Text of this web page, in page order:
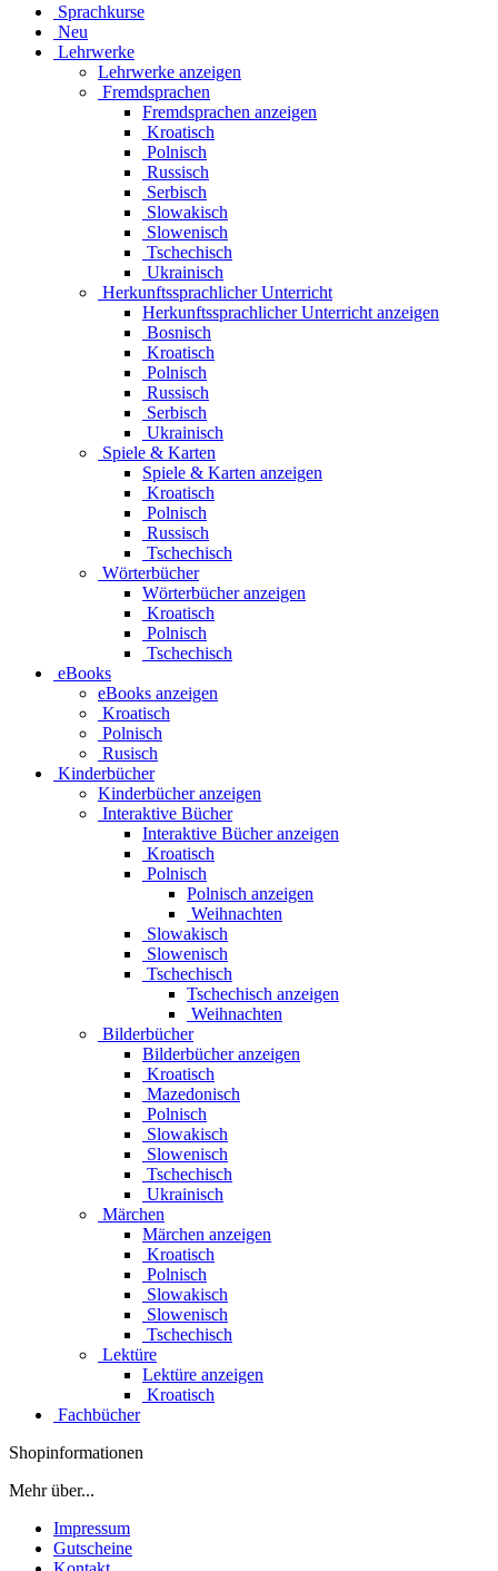
Sprachkurse
Neu
Lehrwerke
Lehrwerke anzeigen
Fremdsprachen
Fremdsprachen anzeigen
Kroatisch
Polnisch
Russisch
Serbisch
Slowakisch
Slowenisch
Tschechisch
Ukrainisch
Herkunftssprachlicher Unterricht
Herkunftssprachlicher Unterricht anzeigen
Bosnisch
Kroatisch
Polnisch
Russisch
Serbisch
Ukrainisch
Spiele & Karten
Spiele & Karten anzeigen
Kroatisch
Polnisch
Russisch
Tschechisch
Wörterbücher
Wörterbücher anzeigen
Kroatisch
Polnisch
Tschechisch
eBooks
eBooks anzeigen
Kroatisch
Polnisch
Rusisch
Kinderbücher
Kinderbücher anzeigen
Interaktive Bücher
Interaktive Bücher anzeigen
Kroatisch
Polnisch
Polnisch anzeigen
Weihnachten
Slowakisch
Slowenisch
Tschechisch
Tschechisch anzeigen
Weihnachten
Bilderbücher
Bilderbücher anzeigen
Kroatisch
Mazedonisch
Polnisch
Slowakisch
Slowenisch
Tschechisch
Ukrainisch
Märchen
Märchen anzeigen
Kroatisch
Polnisch
Slowakisch
Slowenisch
Tschechisch
Lektüre
Lektüre anzeigen
Kroatisch
Fachbücher
Shopinformationen
Mehr über...
Impressum
Gutscheine